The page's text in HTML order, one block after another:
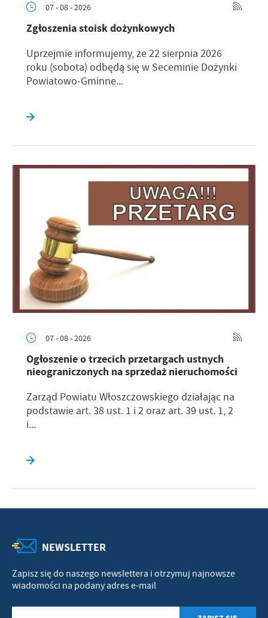
07 - 08 - 2026
Zgłoszenia stoisk dożynkowych
Uprzejmie informujemy, że 22 sierpnia 2026
roku (sobota) odbędą się w Seceminie Dożynki
Powiatowo-Gminne...
07 - 08 - 2026
Ogłoszenie o trzecich przetargach ustnych
nieograniczonych na sprzedaż nieruchomości
Zarząd Powiatu Włoszczowskiego działając na
podstawie art. 38 ust. 1 i 2 oraz art. 39 ust. 1, 2
i...
NEWSLETTER
Zapisz się do naszego newslettera i otrzymuj najnowsze
wiadomości na podany adres e-mail